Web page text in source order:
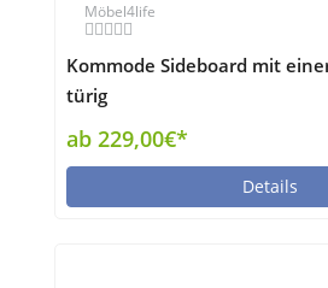
Möbel4life
Kommode Sideboard mit
türig
ab 229,00€*
Details